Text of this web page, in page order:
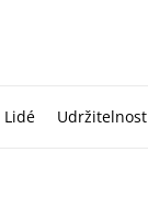
Lidé Udržitelnost